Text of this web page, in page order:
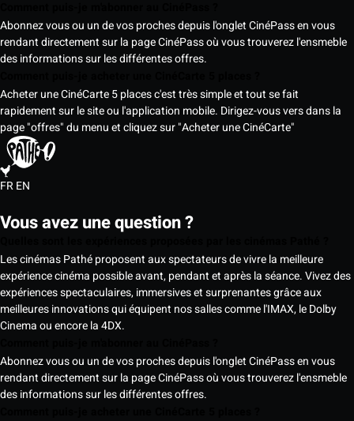
Abonnez vous ou un de vos proches depuis l'onglet CinéPass en vous
rendant directement sur la page CinéPass où vous trouverez l'ensmeble
des informations sur les différentes offres.
Acheter une CinéCarte 5 places c'est très simple et tout se fait
rapidement sur le site ou l'application mobile. Dirigez-vous vers dans la
page "offres" du menu et cliquez sur "Acheter une CinéCarte"
FREN
Vous avez une question ?
Les cinémas Pathé proposent aux spectateurs de vivre la meilleure
expérience cinéma possible avant, pendant et après la séance. Vivez des
expériences spectaculaires, immersives et surprenantes grâce aux
meilleures innovations qui équipent nos salles comme l'IMAX, le Dolby
Cinema ou encore la 4DX.
Abonnez vous ou un de vos proches depuis l'onglet CinéPass en vous
rendant directement sur la page CinéPass où vous trouverez l'ensmeble
des informations sur les différentes offres.